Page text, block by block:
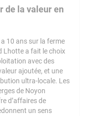
de la valeur en
a 10 ans sur la ferme
Lhotte a fait le choix
avec des
ajoutée, et une
ultra-locale. Les
de Noyon
d’affaires de
un sens